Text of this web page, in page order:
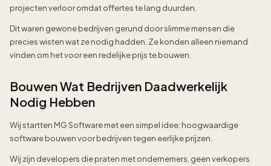
projecten verloor omdat offertes te lang duurden.
Dit waren gewone bedrijven gerund door slimme mensen die
precies wisten wat ze nodig hadden. Ze konden alleen niemand
vinden om het voor een redelijke prijs te bouwen.
Bouwen Wat Bedrijven Daadwerkelijk
Nodig Hebben
Wij startten MG Software met een simpel idee: hoogwaardige
software bouwen voor bedrijven tegen eerlijke prijzen.
Wij zijn developers die praten met ondernemers, geen verkopers